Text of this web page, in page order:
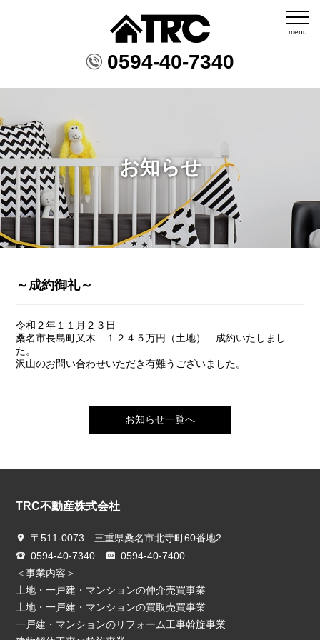
0594-40-7340
menu
お知らせ
～成約御礼～
令和２年１１月２３日
桑名市長島町又木 １２４５万円（土地） 成約いたしまし
た。
沢山のお問い合わせいただき有難うございました。
お知らせ一覧へ
TRC不動産株式会社
〒511-0073 三重県桑名市北寺町60番地2
0594-40-7340
0594-40-7400
＜事業内容＞
土地・一戸建・マンションの仲介売買事業
土地・一戸建・マンションの買取売買事業
一戸建・マンションのリフォーム工事斡旋事業